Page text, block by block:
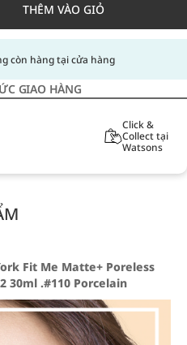
THÊM VÀO GIỎ
còn hàng tại cửa hàng
GIAO HÀNG
Click &
Collect tại
Watsons
Fit Me Matte+ Poreless
30ml .#110 Porcelain